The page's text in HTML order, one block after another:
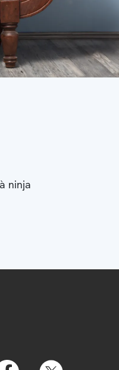
ninja